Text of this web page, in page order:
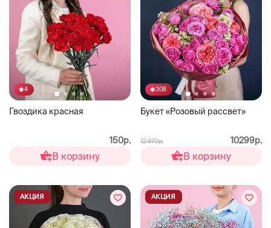
4
Гвоздика красная
150р.
В корзину
308
Букет «Розовый рассвет»
12 970р. 10299р.
В корзину
АКЦИЯ АКЦИЯ